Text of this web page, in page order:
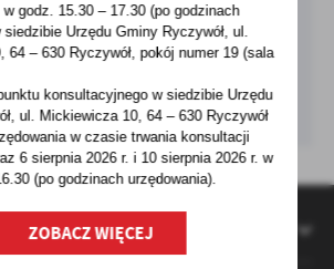
w godz. 15.30 – 17.30 (po godzinach
siedzibie Urzędu Gminy Ryczywół, ul.
64 – 630 Ryczywół, pokójnumer 19 (sala
konsultacyjnego w siedzibie Urzędu
ul. Mickiewicza 10, 64 – 630 Ryczywół
w czasie trwania konsultacji
6 sierpnia 2026 r. i 10 sierpnia 2026 r. w
(po godzinachurzędowania).
ZOBACZ WIĘCEJ